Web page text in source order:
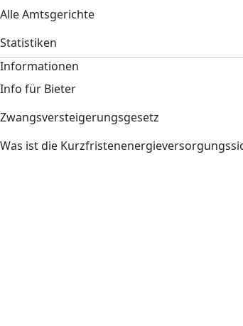
Alle Amtsgerichte
Statistiken
Informationen
Info für Bieter
Zwangsversteigerungsgesetz
Was ist die